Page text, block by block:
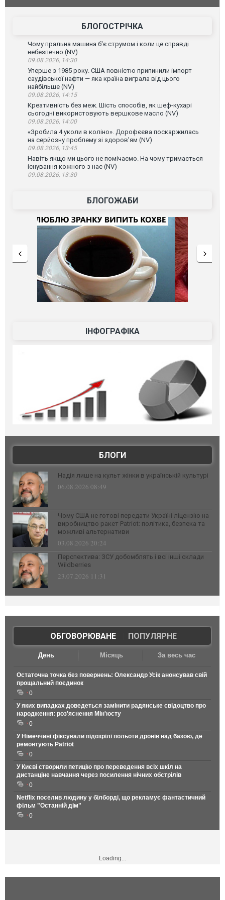
зіркового футболіста Мохамеда Салаха
БЛОГОСТРІЧКА
Чому пральна машина б'є струмом і коли це справді
небезпечно (NV)
09.08.2026, 14:30
Уперше з 1985 року. США повністю припинили імпорт
саудівської нафти — яка країна виграла від цього
найбільше (NV)
09.08.2026, 14:15
Креативність без меж. Шість способів, як шеф-кухарі
сьогодні використовують вершкове масло (NV)
09.08.2026, 14:00
«Зробила 4 уколи в коліно». Дорофєєва поскаржилась
на серйозну проблему зі здоров’ям (NV)
09.08.2026, 13:45
Навіть якщо ми цього не помічаємо. На чому тримається
існування кожного з нас (NV)
09.08.2026, 13:30
БЛОГОЖАБИ
ІНФОГРАФІКА
БЛОГИ
Надія лише на культ жінки в українській культурі
06.08.2026 08:49
Чому США не готові передати Україні ліцензію на
виробництво ракет Patriot: політика, безпека та
можливі альтернативи
03.08.2026 20:24
Перспектива: ЗСУ добомблять і всі інші склади
Wildberries
23.07.2026 11:31
ОБГОВОРЮВАНЕ| ПОПУЛЯРНЕ
День Місяць За весь час
Остаточна точка без повернень: Олександр Усік анонсував свій
прощальний поєдинок
0
У яких випадках доведеться замінити радянське свідоцтво про
народження: роз'яснення Мін'юсту
0
У Німеччині фіксували підозрілі польоти дронів над базою, де
ремонтують Patriot
0
У Києві створили петицію про переведення всіх шкіл на
дистанціне навчання через посилення нічних обстрілів
0
Netflix поселив людину у білборді, що рекламує фантастичний
фільм "Останній дім"
0
Loading...